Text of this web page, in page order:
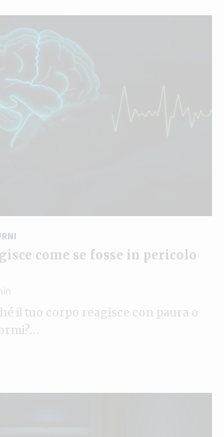
come se fosse in pericolo
il tuo corpo reagisce con paura o